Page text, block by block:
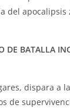
del apocalipsis
DE BATALLA
dispara a
de